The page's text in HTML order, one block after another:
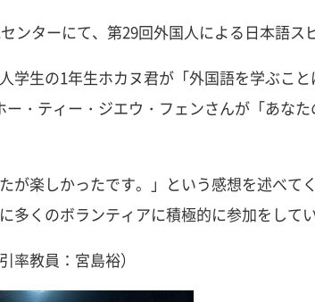
ターにて、第29回外国人による日本語ス
学生の1年生ホカヌ君が「外国語を学ぶこ
・ティー・ジエウ・フェンさんが「あな
が楽しかったです。」という感想を述べて
くのボランティアに積極的に参加をしてい
教員：宮島裕）